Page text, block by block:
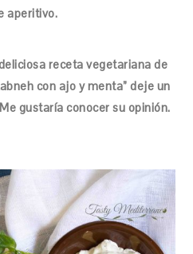
aperitivo.
receta vegetariana de
con ajo y menta” deje un
gustaría conocer su opinión.